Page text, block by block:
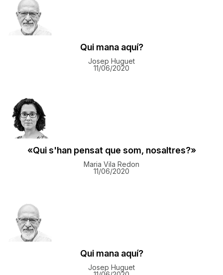
Qui mana aquí?
Josep Huguet
11/06/2020
«Qui s'han pensat que som, nosaltres?»
Maria Vila Redon
11/06/2020
Qui mana aquí?
Josep Huguet